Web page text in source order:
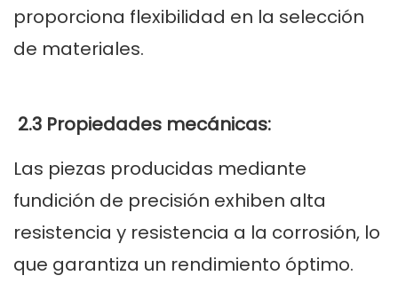
proporciona flexibilidad en la selección
de materiales.
2.3 Propiedades mecánicas:
Las piezas producidas mediante
fundición de precisión exhiben alta
resistencia y resistencia a la corrosión, lo
que garantiza un rendimiento óptimo.